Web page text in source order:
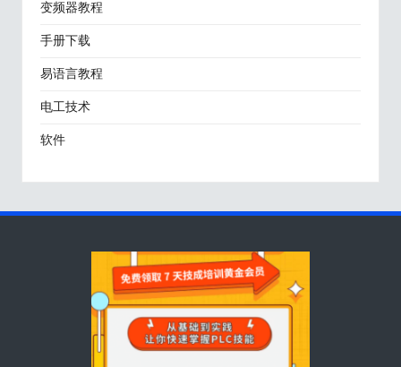
变频器教程
手册下载
易语言教程
电工技术
软件